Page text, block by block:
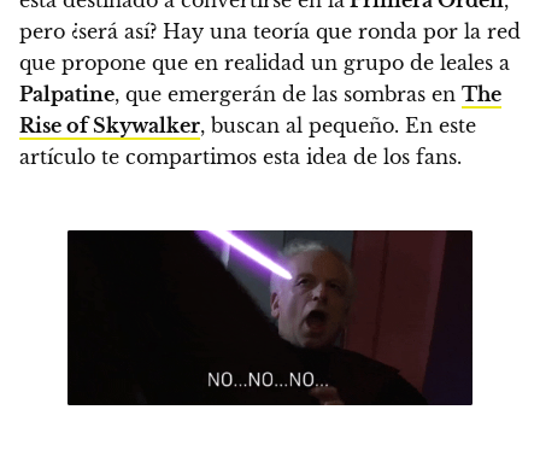
pero ¿será así? Hay una teoría que ronda por la red
que propone que en realidad un grupo de leales a
Palpatine, que emergerán de las sombras en The
Rise of Skywalker, buscan al pequeño. En este
artículo te compartimos esta idea de los fans.